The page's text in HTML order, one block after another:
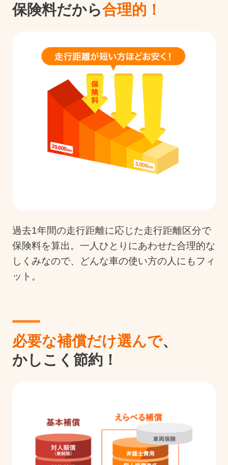
保険料だから合理的！
過去1年間の走行距離に応じた走行距離区分で
保険料を算出。一人ひとりにあわせた合理的な
しくみなので、どんな車の使い方の人にもフィ
ット。
必要な補償だけ選んで、
かしこく節約！